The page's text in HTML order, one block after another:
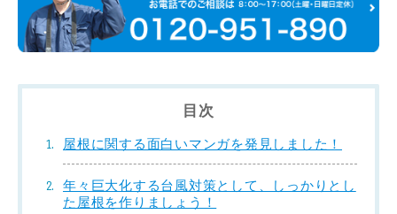
目次
屋根に関する面白いマンガを発見しました！
年々巨大化する台風対策として、しっかりとし
た屋根を作りましょう！